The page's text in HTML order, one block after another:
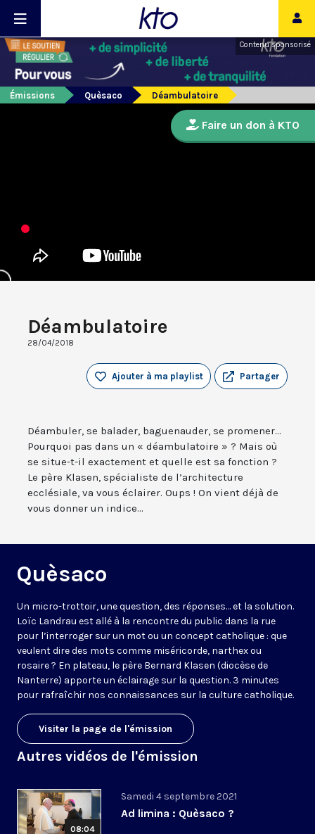
Contenu sponsorisé
Émissions Quèsaco Déambulatoire
Déambulatoire
28/04/2018
Partager
Ajouter à ma playlist
Déambuler, se balader, baguenauder, se promener...
Pourquoi pas dans un « déambulatoire » ? Mais où
se situe-t-il exactement et quelle est sa fonction ?
Le père Klasen, spécialiste de l’architecture
ecclésiale, va vous éclairer. Oups ! On vient déjà de
vous donner un indice...
Quèsaco
Un micro-trottoir, une question, des réponses… et la solution.
Loïc Landrau est allé à la rencontre du public dans la rue
pour l’interroger sur un mot ou un concept catholique : que
veulent dire des mots comme miséricorde, narthex ou
rosaire ? En plateau, le père Bernard Klasen (diocèse de
Nanterre) apporte un éclairage sur la question. 3 minutes
pour rafraîchir nos connaissances sur la culture catholique.
Visiter la page de l'émission
Autres vidéos de l'émission
08:04
Samedi 4 septembre 2021
Ad limina : Quèsaco ?
Faire un don à KTO